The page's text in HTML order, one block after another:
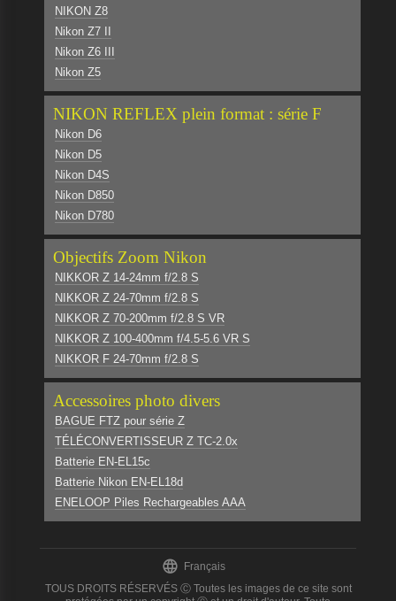
NIKON Z8
Nikon Z7 II
Nikon Z6 III
Nikon Z5
NIKON REFLEX plein format : série F
Nikon D6
Nikon D5
Nikon D4S
Nikon D850
Nikon D780
Objectifs Zoom Nikon
NIKKOR Z 14-24mm f/2.8 S
NIKKOR Z 24-70mm f/2.8 S
NIKKOR Z 70-200mm f/2.8 S VR
NIKKOR Z 100-400mm f/4.5-5.6 VR S
NIKKOR F 24-70mm f/2.8 S
Accessoires photo divers
BAGUE FTZ pour série Z
TÉLÉCONVERTISSEUR Z TC-2.0x
Batterie EN-EL15c
Batterie Nikon EN-EL18d
ENELOOP Piles Rechargeables AAA
 Français
TOUS DROITS RÉSERVÉS Ⓒ Toutes les images de ce site sont